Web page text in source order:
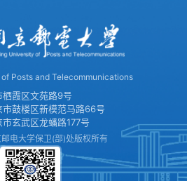
Posts and Telecommunications
霞区文苑路9号
市鼓楼区新模范马路66号
玄武区龙蟠路177号
电大学保卫(部)处版权所有